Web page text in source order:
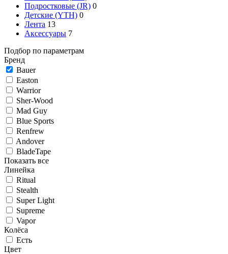
Подростковые (JR) 0
Детские (YTH) 0
Лента 13
Аксессуары 7
Подбор по параметрам
Бренд
Bauer
Easton
Warrior
Sher-Wood
Mad Guy
Blue Sports
Renfrew
Andover
BladeTape
Показать все
Линейка
Ritual
Stealth
Super Light
Supreme
Vapor
Колёса
Есть
Цвет